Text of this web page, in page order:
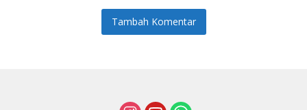
Kemendes PDTT, sekaligus
Tambah Komentar